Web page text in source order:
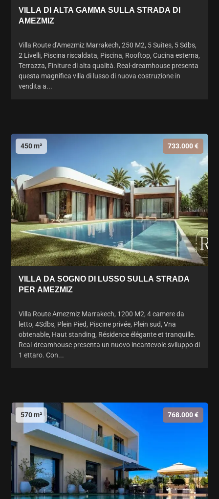
VILLA DI ALTA GAMMA SULLA STRADA DI
AMEZMIZ
Villa Route d'Amezmiz Marrakech, 250 M2, 5 Suites, 5 Sdbs,
2 Livelli, Piscina riscaldata, Piscina, Rooftop, Cucina esterna,
Terrazza, Finiture di alta qualità. Real-dreamhouse presenta
questa magnifica villa di lusso di nuova costruzione in
vendita a...
450 m² 733.000 €
VILLA DA SOGNO DI LUSSO SULLA STRADA
PER AMEZMIZ
Villa Route Amezmiz Marrakech, 1200 M2, 4 camere da
letto, 4Sdbs, Plein Pied, Piscine privée, Plein sud, Vna
obtenable, Haut standing, Résidence élégante et tranquille.
Real-dreamhouse presenta un nuovo incantevole sviluppo di
1 ettaro. Con...
570 m² 768.000 €